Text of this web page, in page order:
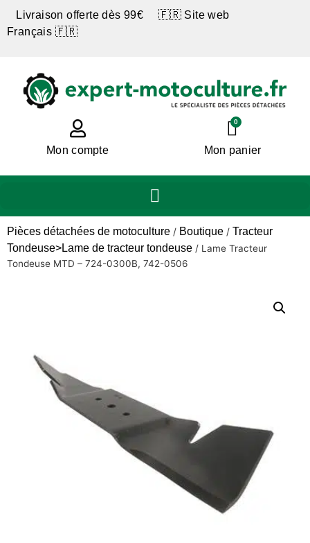
Livraison offerte dès 99€ 🇫🇷 Site web
Français 🇫🇷
Mon compte
0
Mon panier
Pièces détachées de motoculture / Boutique / Tracteur
Tondeuse>Lame de tracteur tondeuse / Lame Tracteur
Tondeuse MTD – 724-0300B, 742-0506